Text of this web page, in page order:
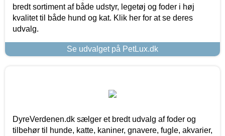
bredt sortiment af både udstyr, legetøj og foder i høj
kvalitet til både hund og kat. Klik her for at se deres
udvalg.
Se udvalget på PetLux.dk
DyreVerdenen.dk sælger et bredt udvalg af foder og
tilbehør til hunde, katte, kaniner, gnavere, fugle, akvarier,